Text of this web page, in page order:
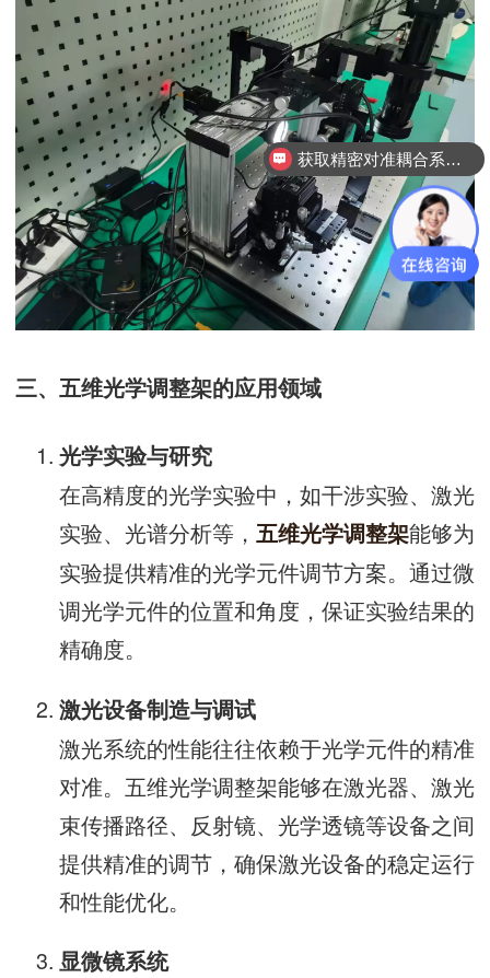
三、五维光学调整架的应用领域
光学实验与研究
在高精度的光学实验中，如干涉实验、激光
实验、光谱分析等， 五维光学调整架能够为
实验提供精准的光学元件调节方案。通过微
调光学元件的位置和角度，保证实验结果的
精确度。
激光设备制造与调试
激光系统的性能往往依赖于光学元件的精准
对准。五维光学调整架能够在激光器、激光
束传播路径、反射镜、光学透镜等设备之间
提供精准的调节，确保激光设备的稳定运行
和性能优化。
显微镜系统
获取精密对准耦合系统技术方案
查看行业成功案例